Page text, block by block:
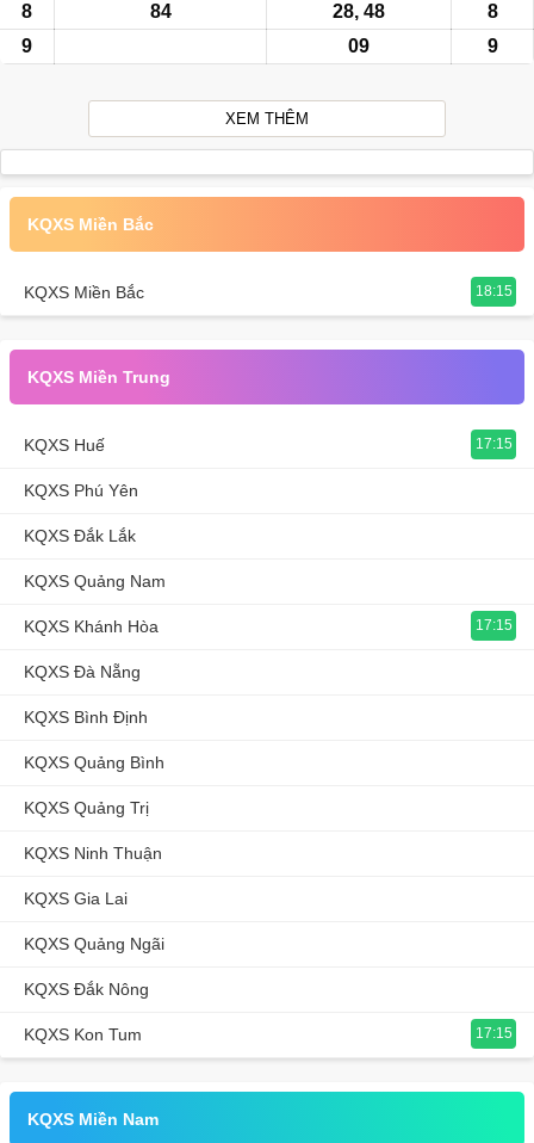
8
84
9
28, 48
8
09
9
XEM THÊM
KQXS Miền Bắc
KQXS Miền Bắc 18:15
KQXS Miền Trung
KQXS Huế 17:15
KQXS Phú Yên
KQXS Đắk Lắk
KQXS Quảng Nam
KQXS Khánh Hòa 17:15
KQXS Đà Nẵng
KQXS Bình Định
KQXS Quảng Bình
KQXS Quảng Trị
KQXS Ninh Thuận
KQXS Gia Lai
KQXS Quảng Ngãi
KQXS Đắk Nông
KQXS Kon Tum 17:15
KQXS Miền Nam